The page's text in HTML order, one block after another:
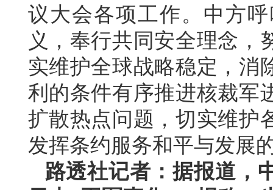
议大会各项工作。中方
义，奉行共同安全理念，
实维护全球战略稳定，消
利的条件有序推进核裁军
扩散热点问题，切实维护
发挥条约服务和平与发展
路透社记者：据报道，